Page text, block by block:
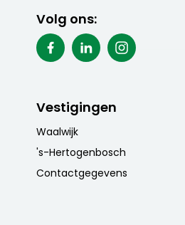
Volg ons:
Vestigingen
Waalwijk
's-Hertogenbosch
Contactgegevens